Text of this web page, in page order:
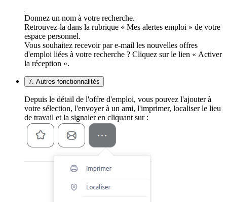
Donnez un nom à votre recherche.
Retrouvez-la dans la rubrique « Mes alertes emploi » de votre
espace personnel.
Vous souhaitez recevoir par e-mail les nouvelles offres
d'emploi liées à votre recherche ? Cliquez sur le lien « Activer
la réception ».
7. Autres fonctionnalités
Depuis le détail de l'offre d'emploi, vous pouvez l'ajouter à
votre sélection, l'envoyer à un ami, l'imprimer, localiser le lieu
de travail et la signaler en cliquant sur :